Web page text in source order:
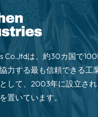
Co.,ltdは、約30カ国で
力する最も信頼できる工
して、2003年に設立され
置いています。